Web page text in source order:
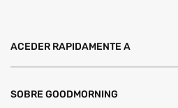
ACEDER RAPIDAMENTE A
SOBRE GOODMORNING